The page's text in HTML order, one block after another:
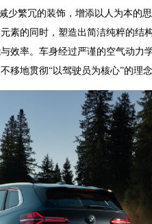
少繁冗的装饰，增添以人为本的
素的同时，塑造出简洁纯粹的结
效率。车身经过严谨的空气动力
移地贯彻“以驾驶员为核心”的理念